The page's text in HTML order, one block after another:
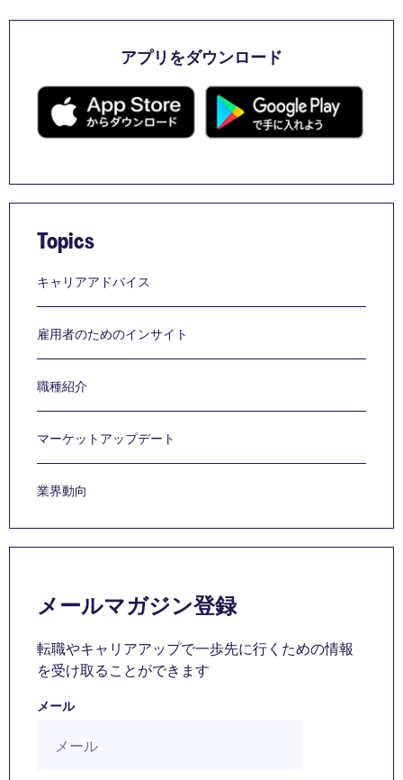
アプリをダウンロード
Topics
キャリアアドバイス
雇用者のためのインサイト
職種紹介
マーケットアップデート
業界動向
メールマガジン登録
転職やキャリアアップで一歩先に行くための情報
を受け取ることができます
メール